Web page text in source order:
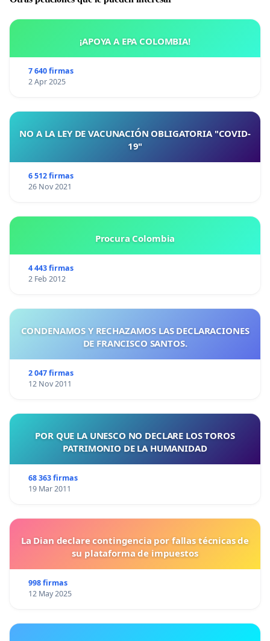
¡APOYA A EPA COLOMBIA!
7 640 firmas
2 Apr 2025
NO A LA LEY DE VACUNACIÓN OBLIGATORIA "COVID-
19"
6 512 firmas
26 Nov 2021
Procura Colombia
4 443 firmas
2 Feb 2012
CONDENAMOS Y RECHAZAMOS LAS DECLARACIONES
DE FRANCISCO SANTOS.
2 047 firmas
12 Nov 2011
POR QUE LA UNESCO NO DECLARE LOS TOROS
PATRIMONIO DE LA HUMANIDAD
68 363 firmas
19 Mar 2011
La Dian declare contingencia por fallas técnicas de
su plataforma de impuestos
998 firmas
12 May 2025